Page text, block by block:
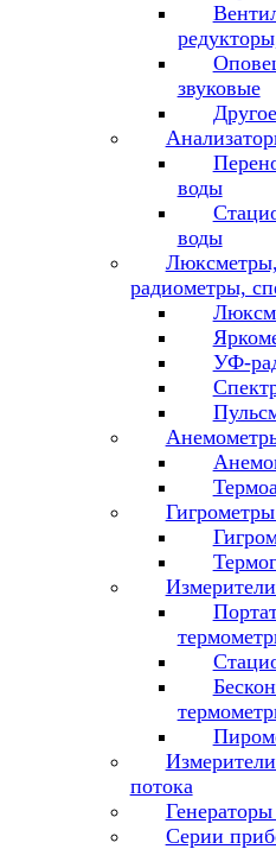
звуковые
воды
воды
радиометры,
УФ-
потока
Генераторы
Серии